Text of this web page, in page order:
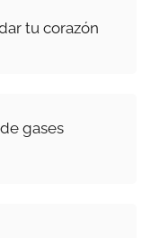
tu corazón
gases